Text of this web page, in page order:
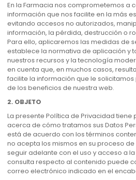
En la Farmacia nos comprometemos a
información que nos facilite en la más
evitando accesos no autorizados,
información, la pérdida, destrucción o
Para ello, aplicaremos las medidas de
establece la normativa de aplicación y
nuestros recursos y la tecnología
en cuenta que, en muchos casos,
facilite la información que le
de los beneficios de nuestra web.
2. OBJETO
La presente Política de Privacidad
acerca de cómo tratamos sus Datos
está de acuerdo con los términos
no acepta los mismos en su proceso
seguir adelante con el uso y acceso a
consulta respecto al contenido puede
correo electrónico indicado en el